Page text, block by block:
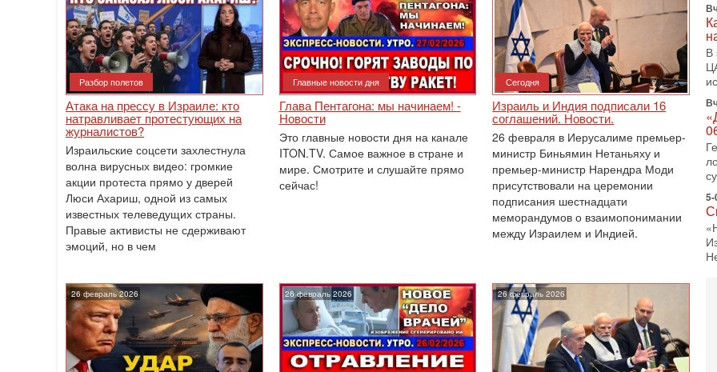
Разбор полетов
Атака на прессу в Израиле: кто
натравливает протестующих на
журналистов?
Израильские соцсети захлестнула
волна вирусных видео: громкие
акции протеста прямо у дверей
Люси Ахариш, одной из самых
известных телеведущих страны.
Правые активисты не сдерживают
эмоций, но в чем
Главные новости дня
Глава Пентагона: мы начинаем! -
Новости
Это главные новости дня на канале
ITON.TV. Самое важное в стране и
мире. Смотрите и слушайте прямо
сейчас!
Сегодня
Израиль и Индия подписали 16
соглашений. Новости.
26 февраля в Иерусалиме премьер-
министр Биньямин Нетаньяху и
премьер-министр Нарендра Моди
присутствовали на церемонии
подписания шестнадцати
меморандумов о взаимопонимании
между Израилем и Индией.
26 февраль 2026 26 февраль 2026 26 февраль 2026
В
5-